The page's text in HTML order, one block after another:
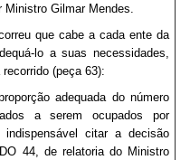
Gilmar Mendes.
que cabe a cada ente da
lo a suas necessidades,
(peça 63):
adequada do número
a serem ocupados por
citar a decisão
44, de relatoria do Ministro